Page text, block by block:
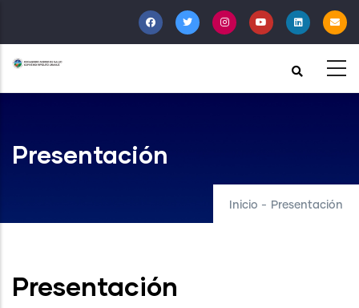
al
contenido
principal
Presentación
Inicio - Presentación
Presentación